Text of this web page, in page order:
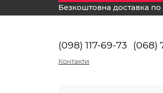
Безкоштовна доставка по
(098) 117-69-73 (068)
Контакти